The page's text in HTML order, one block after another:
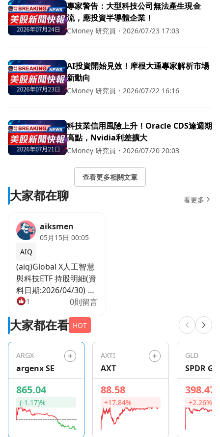
專家警告：大型科技公司無法產生現金
流，應投資半導體企業！
CMoney 研究員 ・2026/07/23 17:03
AI投資開始見效！摩根大通專家解析市場
新動向
CMoney 研究員 ・2026/07/22 16:16
科技業信用風險上升！Oracle CDS達週期
高點，Nvidia利差擴大
CMoney 研究員 ・2026/07/20 20:03
查看更多相關文章
大家都在聊 看更多
aiksmen
05月15日 00:05
AIQ
(aiq)Global X人工智慧
與科技ETF 持股明細(資
料日期:2026/04/30) 持
股名稱 比例% SK
CORP 4.16 SAMSUNG
4.09 ADVANCED
MICRO DEVICES 3.99
MICRON
TECHNOLOGY INC
3.71 BROADCOM INC
3.66 CISCO SYSTEMS
INC 3.51 TAIWAN
SEMICONDUCTOR-SP
1 0則留言
大家都在看 HOT
ARGX
argenx SE
865.04
(-1.17)%
AXTI
AXT
88.58
+17.84%
GLD
SPDR
Shares
398.47
+2.26%